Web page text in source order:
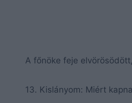
A főnöke feje
13. Kislányom: Miért